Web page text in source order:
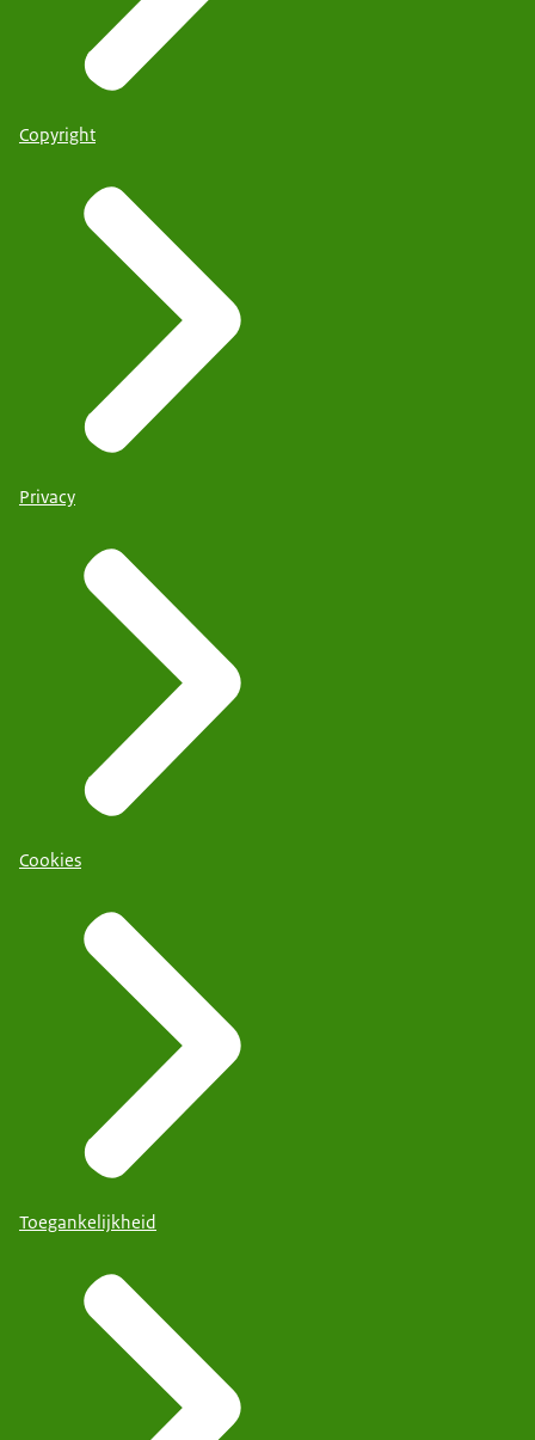
Copyright
Privacy
Cookies
Toegankelijkheid